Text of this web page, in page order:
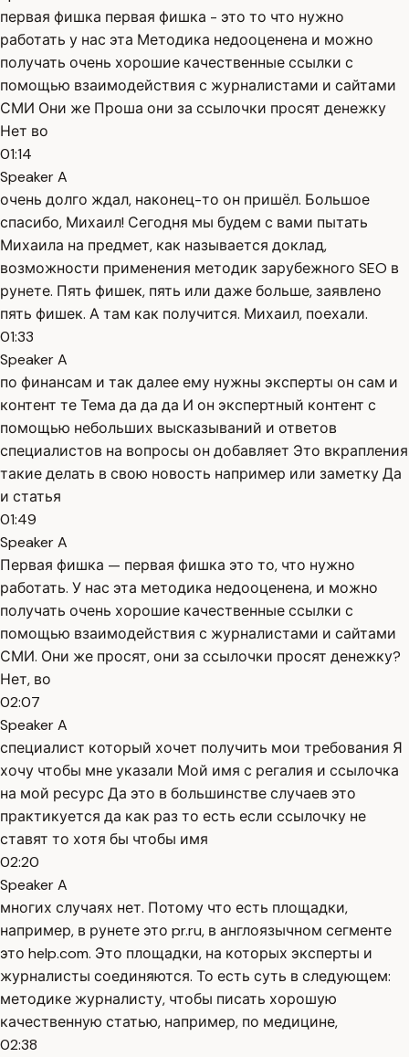
первая фишка первая фишка - это то что нужно
работать у нас эта Методика недооценена и можно
получать очень хорошие качественные ссылки с
помощью взаимодействия с журналистами и сайтами
СМИ Они же Проша они за ссылочки просят денежку
Нет во
01:14
Speaker A
очень долго ждал, наконец-то он пришёл. Большое
спасибо, Михаил! Сегодня мы будем с вами пытать
Михаила на предмет, как называется доклад,
возможности применения методик зарубежного SEO в
рунете. Пять фишек, пять или даже больше, заявлено
пять фишек. А там как получится. Михаил, поехали.
01:33
Speaker A
по финансам и так далее ему нужны эксперты он сам и
контент те Тема да да да И он экспертный контент с
помощью небольших высказываний и ответов
специалистов на вопросы он добавляет Это вкрапления
такие делать в свою новость например или заметку Да
и статья
01:49
Speaker A
Первая фишка — первая фишка это то, что нужно
работать. У нас эта методика недооценена, и можно
получать очень хорошие качественные ссылки с
помощью взаимодействия с журналистами и сайтами
СМИ. Они же просят, они за ссылочки просят денежку?
Нет, во
02:07
Speaker A
специалист который хочет получить мои требования Я
хочу чтобы мне указали Мой имя с регалия и ссылочка
на мой ресурс Да это в большинстве случаев это
практикуется да как раз то есть если ссылочку не
ставят то хотя бы чтобы имя
02:20
Speaker A
многих случаях нет. Потому что есть площадки,
например, в рунете это pr.ru, в англоязычном сегменте
это help.com. Это площадки, на которых эксперты и
журналисты соединяются. То есть суть в следующем:
методике журналисту, чтобы писать хорошую
качественную статью, например, по медицине,
02:38